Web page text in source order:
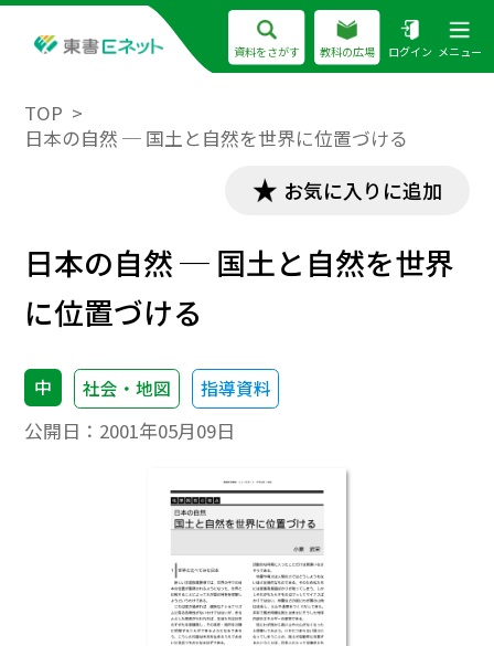
資料をさがす 教科の広場 ログイン メニュー
TOP
日本の自然 ─ 国土と自然を世界に位置づける
お気に入りに追加
日本の自然 ─ 国土と自然を世界
に位置づける
中 社会・地図 指導資料
公開日： 2001年05月09日